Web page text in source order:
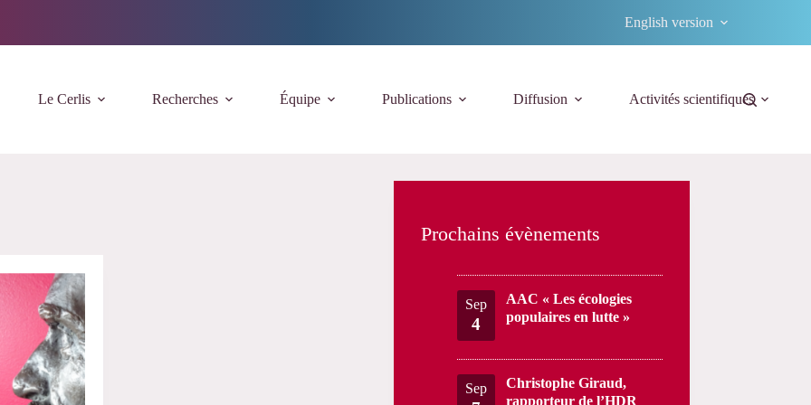
English version
Le Cerlis Recherches Équipe Publications Diffusion Activités scientifiques
Prochains évènements
Sep
4
AAC « Les écologies
populaires en lutte »
Sep
Christophe Giraud,
rapporteur de l’HDR